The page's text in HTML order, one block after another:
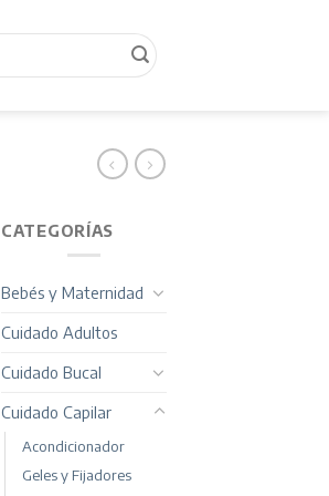
CATEGORÍAS
Bebés y Maternidad
Cuidado Adultos
Cuidado Bucal
Cuidado Capilar
Acondicionador
Geles y Fijadores